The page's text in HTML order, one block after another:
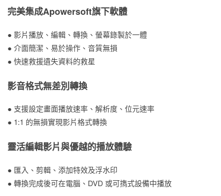
完美集成Apowersoft旗下軟體
● 影片播放、編輯、轉換、螢幕錄製於一體
● 介面簡潔、易於操作、音質無損
● 快速救援遺失資料的救星
影音格式無差別轉換
● 支援設定畫面播放速率、解析度、位元速率
● 1:1 的無損實現影片格式轉換
靈活編輯影片與優越的播放體驗
● 匯入、剪輯、添加特效及浮水印
● 轉換完成後可在電腦、DVD 或可擕式設備中播放